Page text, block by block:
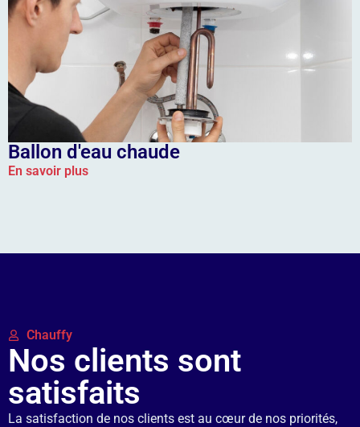
Ballon d'eau chaude
En savoir plus
Chauffy
Nos clients sont
satisfaits
La satisfaction de nos clients est au cœur de nos priorités,